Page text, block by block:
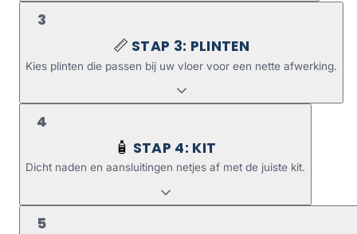
3
📏 STAP 3: PLINTEN
Kies plinten die passen bij uw vloer voor een nette afwerking.
4
🧴 STAP 4: KIT
Dicht naden en aansluitingen netjes af met de juiste kit.
5